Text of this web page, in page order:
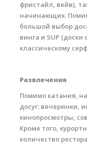
фристайл, вейв),
начинающих.
большой выбор
винга и SUP
классическому
Развлечения
Помимо катания,
досуг: вечеринки,
кинопросмотры,
Кроме того,
количество